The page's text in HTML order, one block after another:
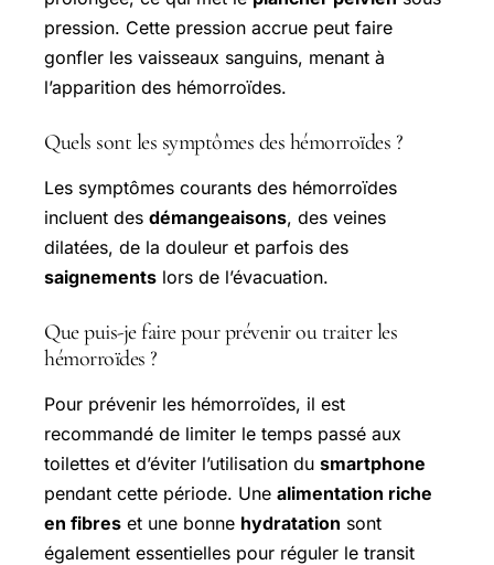
pression. Cette pression accrue peut faire
gonfler les vaisseaux sanguins, menant à
l’apparition des hémorroïdes.
Quels sont les symptômes des hémorroïdes ?
Les symptômes courants des hémorroïdes
incluent des démangeaisons, des veines
dilatées, de la douleur et parfois des
saignements lors de l’évacuation.
Que puis-je faire pour prévenir ou traiter les
hémorroïdes ?
Pour prévenir les hémorroïdes, il est
recommandé de limiter le temps passé aux
toilettes et d’éviter l’utilisation du smartphone
pendant cette période. Une alimentation riche
en fibres et une bonne hydratation sont
également essentielles pour réguler le transit